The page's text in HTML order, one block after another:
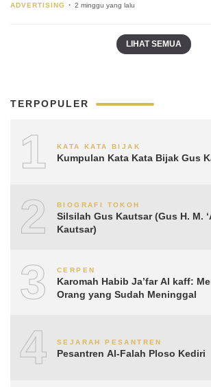
ADVERTISING 2 minggu yang lalu
LIHAT SEMUA
TERPOPULER
1 KATA KATA BIJAK
Kumpulan Kata Kata Bijak Gus
2 BIOGRAFI TOKOH
Silsilah Gus Kautsar (Gus H. M.
Kautsar)
3 CERPEN
Karomah Habib Ja’far Al kaff:
Orang yang Sudah Meninggal
4 SEJARAH PESANTREN
Pesantren Al-Falah Ploso Kediri